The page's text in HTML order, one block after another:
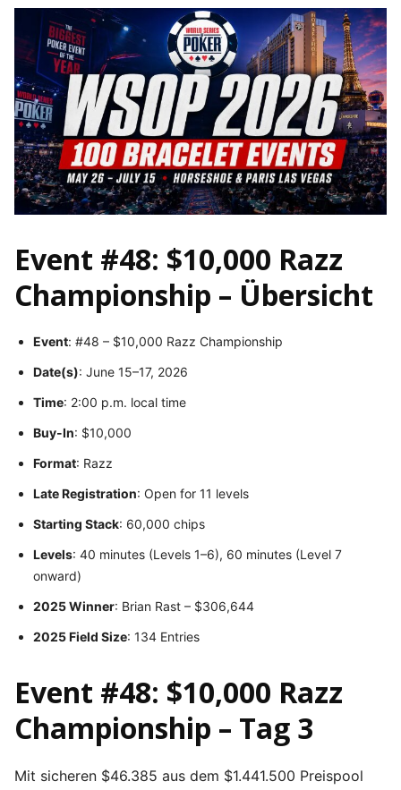
Event #48: $10,000 Razz
Championship – Übersicht
Event: #48 – $10,000 Razz Championship
Date(s): June 15–17, 2026
Time: 2:00 p.m. local time
Buy-In: $10,000
Format: Razz
Late Registration: Open for 11 levels
Starting Stack: 60,000 chips
Levels: 40 minutes (Levels 1–6), 60 minutes (Level 7
onward)
2025 Winner: Brian Rast – $306,644
2025 Field Size: 134 Entries
Event #48: $10,000 Razz
Championship – Tag 3
Mit sicheren $46.385 aus dem $1.441.500 Preispool